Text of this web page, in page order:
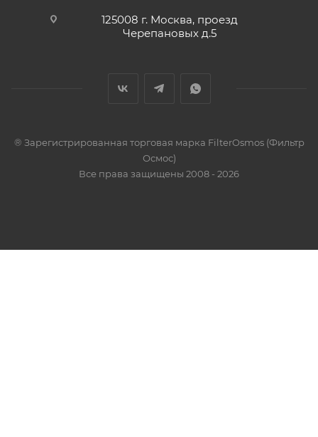
125008 г. Москва, проезд
Черепановых д.5
® Зарегистрированная торговая марка FilterOsmos (Фильтр
Осмос)
Все права защищены 2008 - 2026